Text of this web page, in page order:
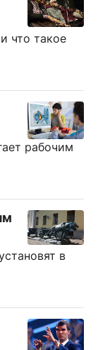
что такое
рабочим
в